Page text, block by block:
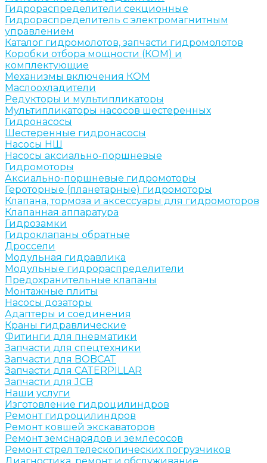
Гидрораспределители секционные
Гидрораспределитель с электромагнитным
управлением
Каталог гидромолотов, запчасти гидромолотов
Коробки отбора мощности (КОМ) и
комплектующие
Механизмы включения КОМ
Маслоохладители
Редукторы и мультипликаторы
Мультипликаторы насосов шестеренных
Гидронасосы
Шестеренные гидронасосы
Насосы НШ
Насосы аксиально-поршневые
Гидромоторы
Аксиально-поршневые гидромоторы
Героторные (планетарные) гидромоторы
Клапана, тормоза и аксессуары для гидромоторов
Клапанная аппаратура
Гидрозамки
Гидроклапаны обратные
Дроссели
Модульная гидравлика
Модульные гидрораспределители
Предохранительные клапаны
Монтажные плиты
Насосы дозаторы
Адаптеры и соединения
Краны гидравлические
Фитинги для пневматики
Запчасти для спецтехники
Запчасти для BOBCAT
Запчасти для CATERPILLAR
Запчасти для JCB
Наши услуги
Изготовление гидроцилиндров
Ремонт гидроцилиндров
Ремонт ковшей экскаваторов
Ремонт земснарядов и землесосов
Ремонт стрел телескопических погрузчиков